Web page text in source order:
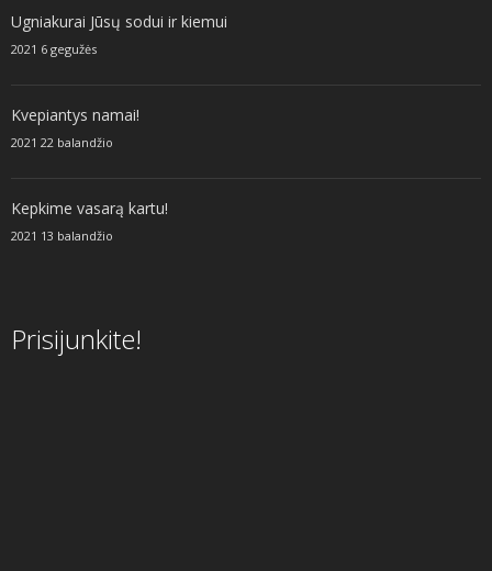
Ugniakurai Jūsų sodui ir kiemui
2021 6 gegužės
Kvepiantys namai!
2021 22 balandžio
Kepkime vasarą kartu!
2021 13 balandžio
Prisijunkite!